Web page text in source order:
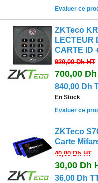
Evaluer ce
ZKTeco
LECTEUR
CARTE ID
920,00 DhHT
700,00 Dh
840,00 Dh
En Stock
Evaluer ce
ZKTeco
Carte
40,00 DhHT
30,00 Dh
36,00 Dh